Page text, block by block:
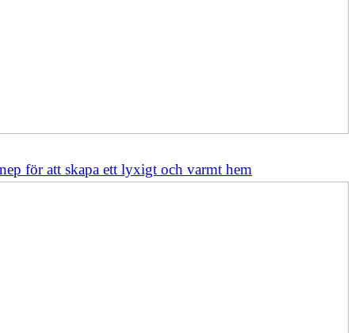
för att skapa ett lyxigt och varmt hem